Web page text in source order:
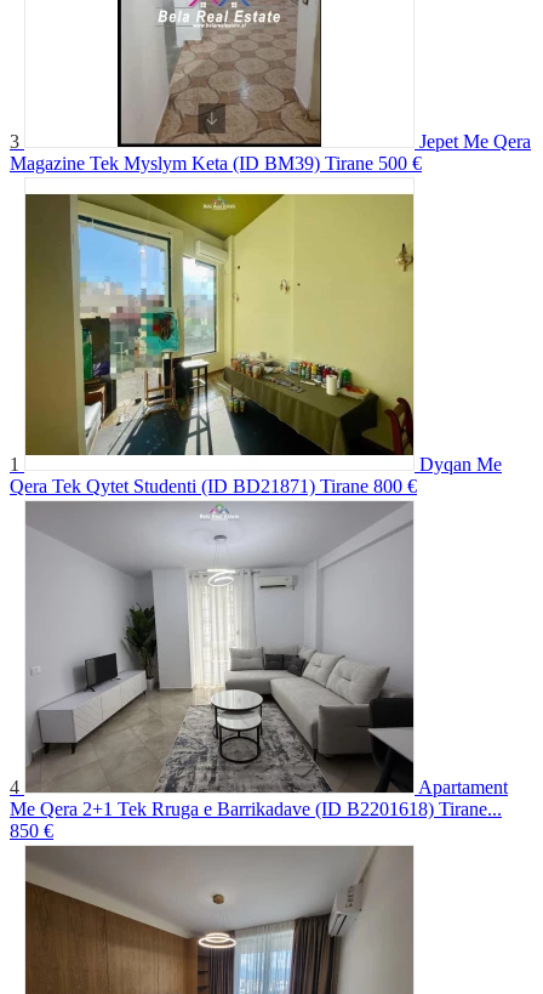
3
Jepet Me Qera
Magazine Tek Myslym Keta (ID BM39) Tirane 500 €
1
Dyqan Me
Qera Tek Qytet Studenti (ID BD21871) Tirane 800 €
4
Apartament
Me Qera 2+1 Tek Rruga e Barrikadave (ID B2201618) Tirane...
850 €